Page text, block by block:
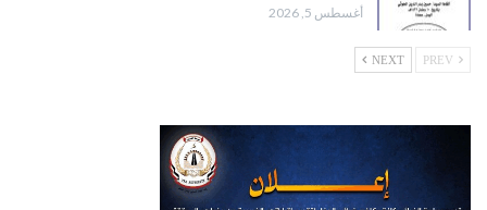
أغسطس 5, 2026
NEXT